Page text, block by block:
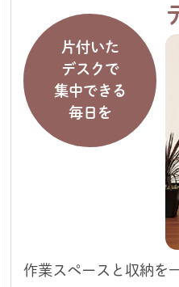
片付いた
デスクで
集中できる
毎日を
作業スペースと収納を